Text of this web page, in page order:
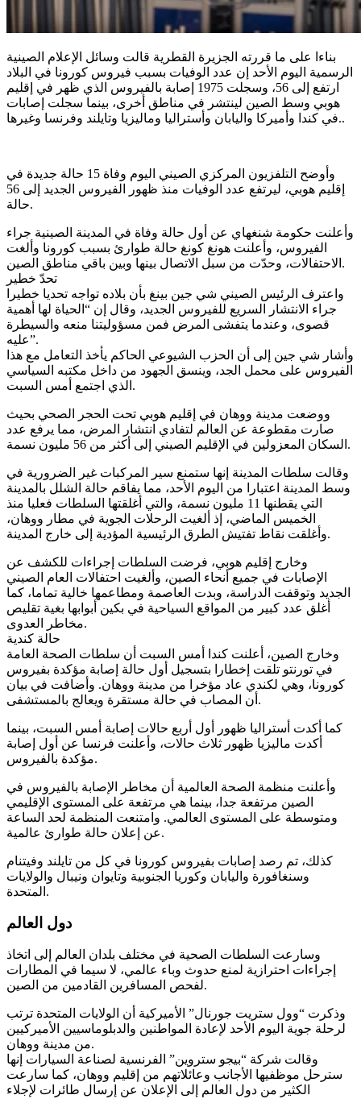
بناءا على ما قررته الجزيرة القطرية قالت وسائل الإعلام الصينية
الرسمية اليوم الأحد إن عدد الوفيات بسبب فيروس كورونا في البلاد
ارتفع إلى 56، وسجلت 1975 إصابة بالفيروس الذي ظهر في إقليم
هوبي وسط الصين لينتشر في مناطق أخرى، بينما سجلت إصابات
في كندا وأميركا واليابان وأستراليا وماليزيا وتايلند وفرنسا وغيرها..
وأوضح التلفزيون المركزي الصيني اليوم وفاة 15 حالة جديدة في
إقليم هوبي، ليرتفع عدد الوفيات منذ ظهور الفيروس الجديد إلى 56
حالة.
وأعلنت حكومة شنغهاي عن أول حالة وفاة في المدينة الصينية جراء
الفيروس، وأعلنت هونغ كونغ حالة طوارئ بسبب كورونا وألغت
الاحتفالات، وحدّت من سبل الاتصال بينها وبين باقي مناطق الصين.
تحدّ خطير
واعترف الرئيس الصيني شي جين بينغ بأن بلاده تواجه تحديا خطيرا
جراء الانتشار السريع للفيروس الجديد، وقال إن “الحياة لها أهمية
قصوى، وعندما يتفشى المرض فمن مسؤوليتنا منعه والسيطرة
عليه”.
وأشار شي جين إلى أن الحزب الشيوعي الحاكم يأخذ التعامل مع هذا
الفيروس على محمل الجد، وينسق الجهود من داخل مكتبه السياسي
الذي اجتمع أمس السبت.
ووضعت مدينة ووهان في إقليم هوبي تحت الحجر الصحي بحيث
صارت مقطوعة عن العالم لتفادي انتشار المرض، مما يرفع عدد
السكان المعزولين في الإقليم الصيني إلى أكثر من 56 مليون نسمة.
وقالت سلطات المدينة إنها ستمنع سير المركبات غير الضرورية في
وسط المدينة اعتبارا من اليوم الأحد، مما يفاقم حالة الشلل بالمدينة
التي يقطنها 11 مليون نسمة، والتي أغلقتها السلطات فعليا منذ
الخميس الماضي، إذ ألغيت الرحلات الجوية في مطار ووهان،
وأغلقت نقاط تفتيش الطرق الرئيسية المؤدية إلى خارج المدينة.
وخارج إقليم هوبي، فرضت السلطات إجراءات للكشف عن
الإصابات في جميع أنحاء الصين، وألغيت احتفالات العام الصيني
الجديد وتوقفت الدراسة، وبدت العاصمة ومطاعمها خالية تماما، كما
أغلق عدد كبير من المواقع السياحية في بكين أبوابها بغية تقليص
مخاطر العدوى.
حالة كندية
وخارج الصين، أعلنت كندا أمس السبت أن سلطات الصحة العامة
في تورنتو تلقت إخطارا بتسجيل أول حالة إصابة مؤكدة بفيروس
كورونا، وهي لكندي عاد مؤخرا من مدينة ووهان. وأضافت في بيان
أن المصاب في حالة مستقرة ويعالج بالمستشفى.
كما أكدت أستراليا ظهور أول أربع حالات إصابة أمس السبت، بينما
أكدت ماليزيا ظهور ثلاث حالات، وأعلنت فرنسا عن أول إصابة
مؤكدة بالفيروس.
وأعلنت منظمة الصحة العالمية أن مخاطر الإصابة بالفيروس في
الصين مرتفعة جدا، بينما هي مرتفعة على المستوى الإقليمي
ومتوسطة على المستوى العالمي. وامتنعت المنظمة لحد الساعة
عن إعلان حالة طوارئ عالمية.
كذلك، تم رصد إصابات بفيروس كورونا في كل من تايلند وفيتنام
وسنغافورة واليابان وكوريا الجنوبية وتايوان ونيبال والولايات
المتحدة.
دول العالم
وسارعت السلطات الصحية في مختلف بلدان العالم إلى اتخاذ
إجراءات احترازية لمنع حدوث وباء عالمي، لا سيما في المطارات
لفحص المسافرين القادمين من الصين.
وذكرت “وول ستريت جورنال” الأميركية أن الولايات المتحدة ترتب
لرحلة جوية اليوم الأحد لإعادة المواطنين والدبلوماسيين الأميركيين
من مدينة ووهان.
وقالت شركة “بيجو ستروين” الفرنسية لصناعة السيارات إنها
سترحل موظفيها الأجانب وعائلاتهم من إقليم ووهان، كما سارعت
الكثير من دول العالم إلى الإعلان عن إرسال طائرات لإجلاء